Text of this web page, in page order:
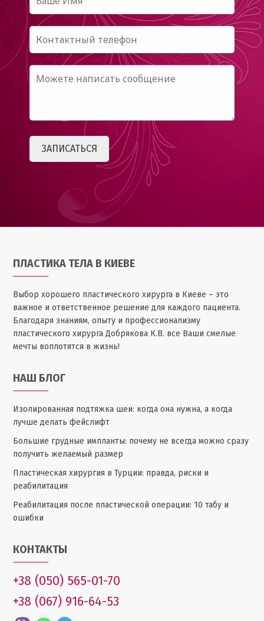
ПЛАСТИКА ТЕЛА В КИЕВЕ
Выбор хорошего пластического хирурга в Киеве – это
важное и ответственное решение для каждого пациента.
Благодаря знаниям, опыту и профессионализму
пластического хирурга Добрякова К.В. все Ваши смелые
мечты воплотятся в жизнь!
НАШ БЛОГ
Изолированная подтяжка шеи: когда она нужна, а когда
лучше делать фейслифт
Большие грудные импланты: почему не всегда можно сразу
получить желаемый размер
Пластическая хирургия в Турции: правда, риски и
реабилитация
Реабилитация после пластической операции: 10 табу и
ошибки
КОНТАКТЫ
+38 (050) 565-01-70
+38 (067) 916-64-53